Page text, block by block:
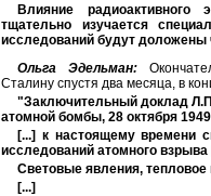
Влияние
тщательно изучается
исследований будут доложены
Ольга Эдельман:
Сталину спустя два месяца, в
"Заключительный доклад
атомной бомбы, 28 октября 1949
[...] к настоящему времени
исследований атомного взрыва
Световые явления, тепловое
[...]